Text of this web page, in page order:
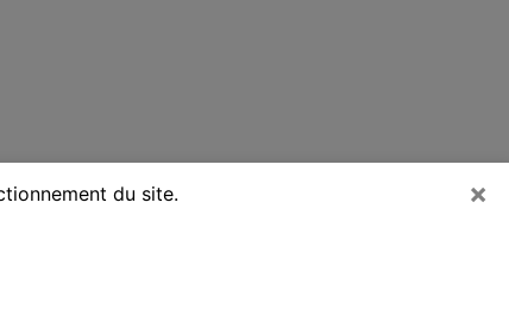
×
du site.